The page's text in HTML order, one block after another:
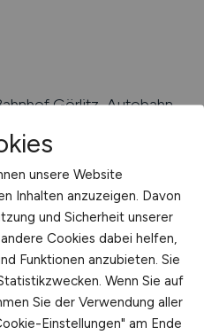
Görlitz, Autobahn
Görlitz:Schöpstal,
Leuba, Sachsen,
Eigen, Niesky
Hochschule
unsere Website
Inhalten anzuzeigen. Davon
und Sicherheit unserer
Cookies dabei helfen,
Funktionen anzubieten. Sie
Wenn Sie auf
Sie der Verwendung aller
Einstellungen" am Ende